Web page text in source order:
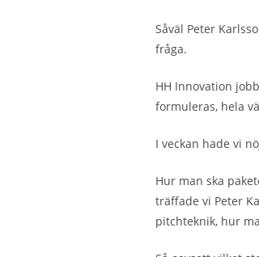
Såväl Peter
fråga.
HH Innovation
formuleras, hela
I veckan hade vi
Hur man ska
träffade vi Peter
pitchteknik, hur